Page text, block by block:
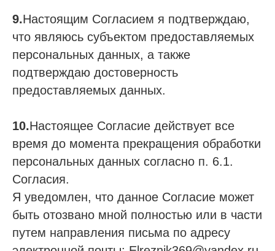
9.Настоящим Согласием я подтверждаю,
что являюсь субъектом предоставляемых
персональных данных, а также
подтверждаю достоверность
предоставляемых данных.
10.Настоящее Согласие действует все
время до момента прекращения обработки
персональных данных согласно п. 6.1.
Согласия.
Я уведомлен, что данное Согласие может
быть отозвано мной полностью или в части
путем направления письма по адресу